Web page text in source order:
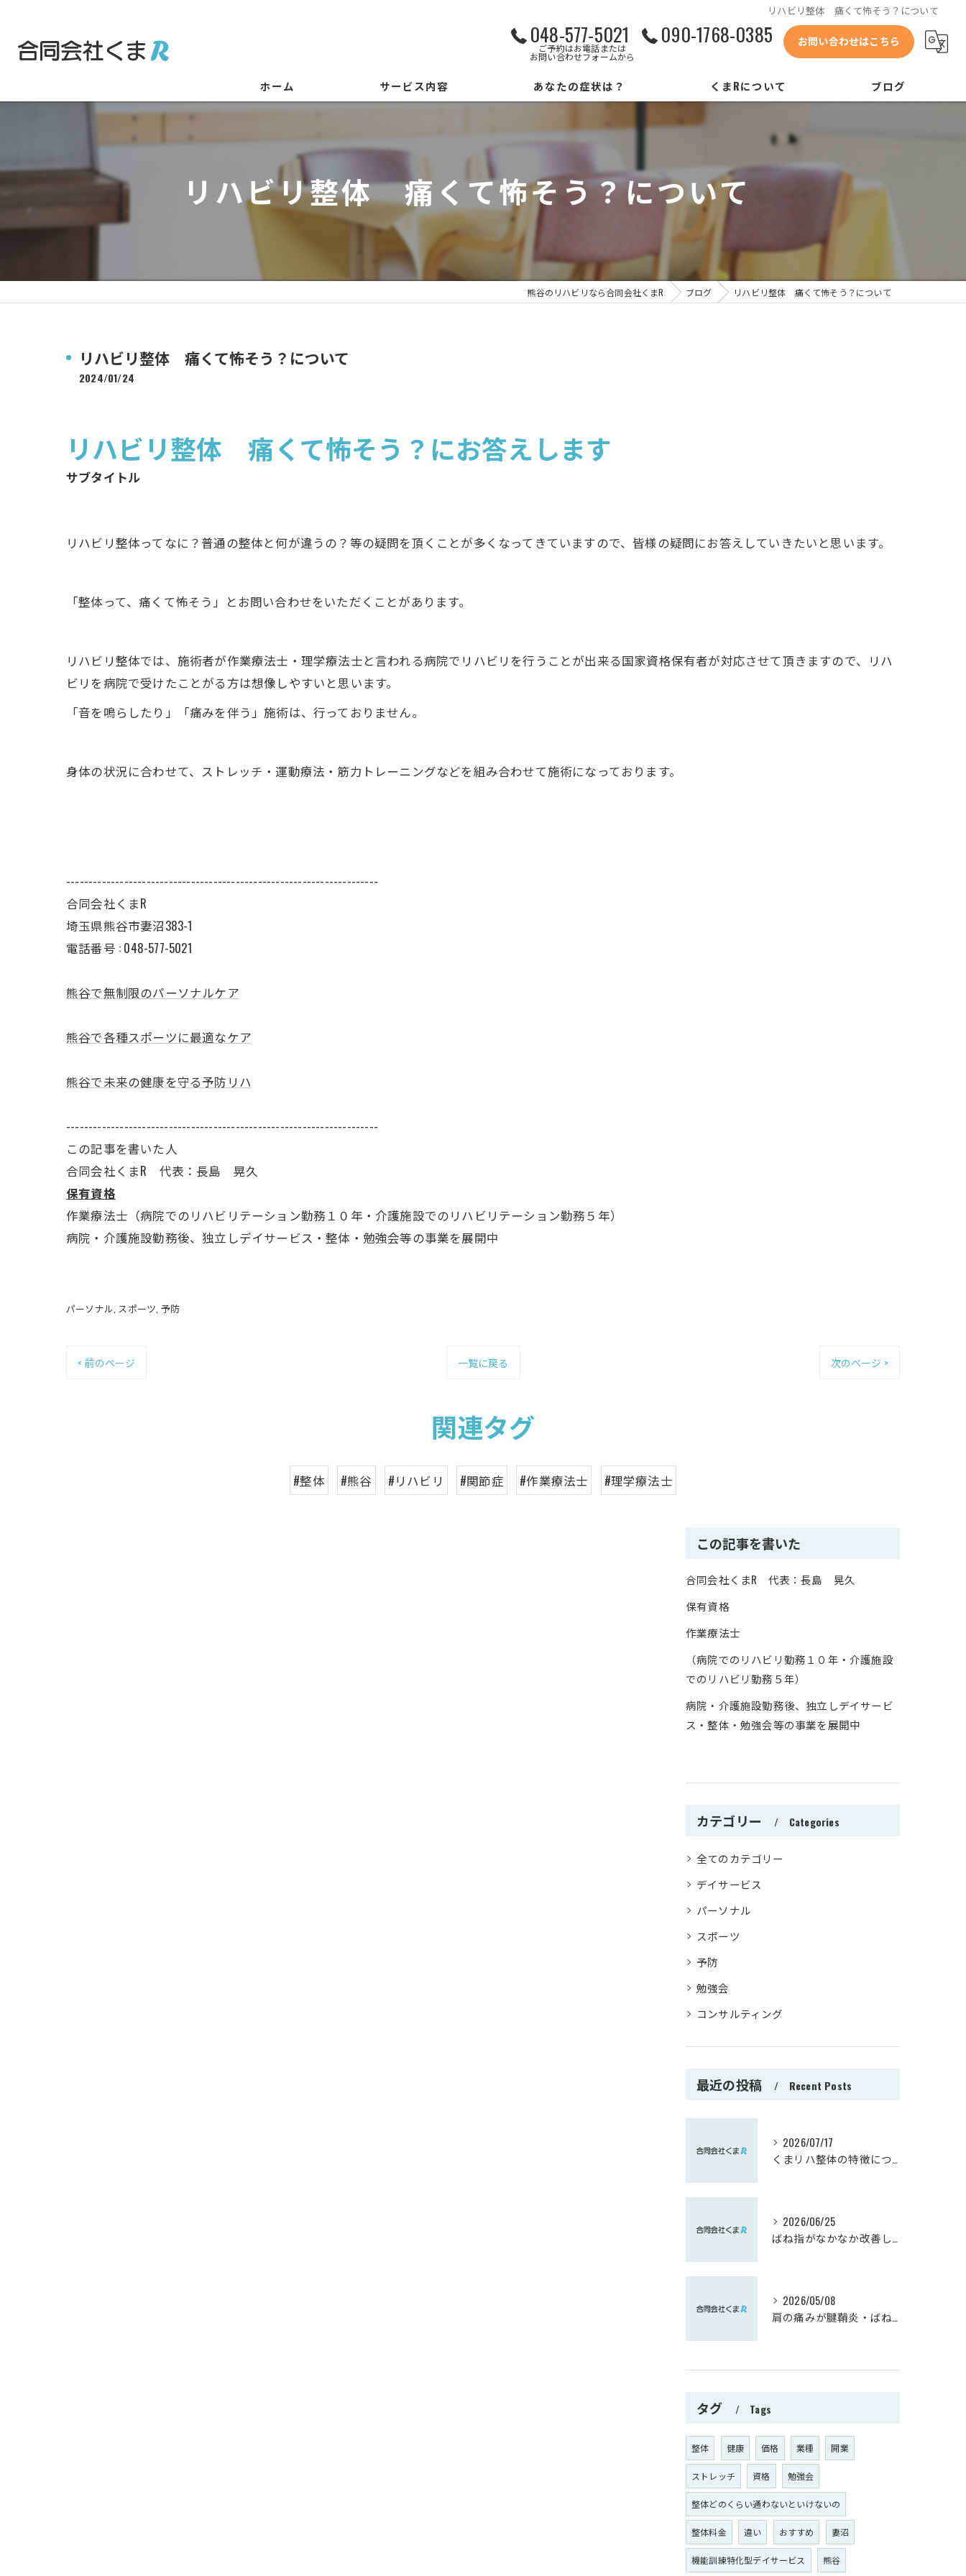
リハビリ整体 痛くて怖そう？について
048-577-5021
ご予約はお電話または
お問い合わせフォームから
090-1768-0385 お問い合わせはこちら
ホーム サービス内容
リハビリもできるデイサービス
あなたの症状は？ くまRについて
会社概要
代表あいさつ
コンセプト
リクルート
ブログ
リハビリ整体 痛くて怖そう？について
熊谷のリハビリなら合同会社くまR ブログ リハビリ整体 痛くて怖そう？について
リハビリ整体 痛くて怖そう？について
2024/01/24
リハビリ整体 痛くて怖そう？にお答えします
サブタイトル
リハビリ整体ってなに？普通の整体と何が違うの？等の疑問を頂くことが多くなってきていますので、皆様の疑問にお答えしていきたいと思います。
「整体って、痛くて怖そう」とお問い合わせをいただくことがあります。
リハビリ整体では、施術者が作業療法士・理学療法士と言われる病院でリハビリを行うことが出来る国家資格保有者が対応させて頂きますので、リハ
ビリを病院で受けたことがる方は想像しやすいと思います。
「音を鳴らしたり」「痛みを伴う」施術は、行っておりません。
身体の状況に合わせて、ストレッチ・運動療法・筋力トレーニングなどを組み合わせて施術になっております。
----------------------------------------------------------------------
合同会社くまR
埼玉県熊谷市妻沼383-1
電話番号 : 048-577-5021
熊谷で無制限のパーソナルケア
熊谷で各種スポーツに最適なケア
熊谷で未来の健康を守る予防リハ
----------------------------------------------------------------------
この記事を書いた人
合同会社くまR 代表：長島 晃久
保有資格
作業療法士（病院でのリハビリテーション勤務１０年・介護施設でのリハビリテーション勤務５年）
病院・介護施設勤務後、独立しデイサービス・整体・勉強会等の事業を展開中
パーソナル スポーツ 予防
< 前のページ 一覧に戻る 次のページ >
関連タグ
#整体 #熊谷 #リハビリ #関節症 #作業療法士 #理学療法士
この記事を書いた
合同会社くまR 代表：長島 晃久
保有資格
作業療法士
（病院でのリハビリ勤務１０年・介護施設
でのリハビリ勤務５年）
病院・介護施設勤務後、独立しデイサービ
ス・整体・勉強会等の事業を展開中
カテゴリー Categories
全てのカテゴリー
デイサービス
パーソナル
スポーツ
予防
勉強会
コンサルティング
最近の投稿 Recent Posts
2026/07/17
くまリハ整体の特徴について
2026/06/25
ばね指がなかなか改善しない方へ｜実は肘が関係しているかもしれません【熊谷市】
2026/05/08
肩の痛みが腱鞘炎・ばね指へ影響を与えます。逆もまた！！
タグ Tags
整体 健康 価格 業種 開業
ストレッチ 資格 勉強会
整体どのくらい通わないといけないの
整体料金 違い おすすめ 妻沼
機能訓練特化型デイサービス 熊谷